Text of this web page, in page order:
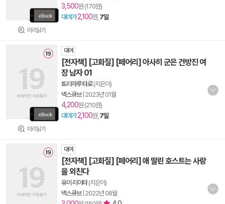
미리읽기
3,500원 (170원)
대여가 2,100원, 7일
미리읽기
대여
[전자책] [고화질] [페어리] 아사히 군은 건방진 여
장 남자 01
토리마루 타로(지은이)
넥스큐브| 2023년 01월
4,200원 (210원)
대여가 2,100원, 7일
대여
[전자책] [고화질] [페어리] 애 딸린 호스트는 사랑
을 외친다
유이 리이타(지은이)
넥스큐브| 2022년 08월